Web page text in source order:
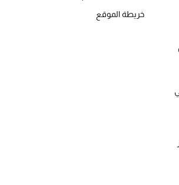
خريطة الموقع